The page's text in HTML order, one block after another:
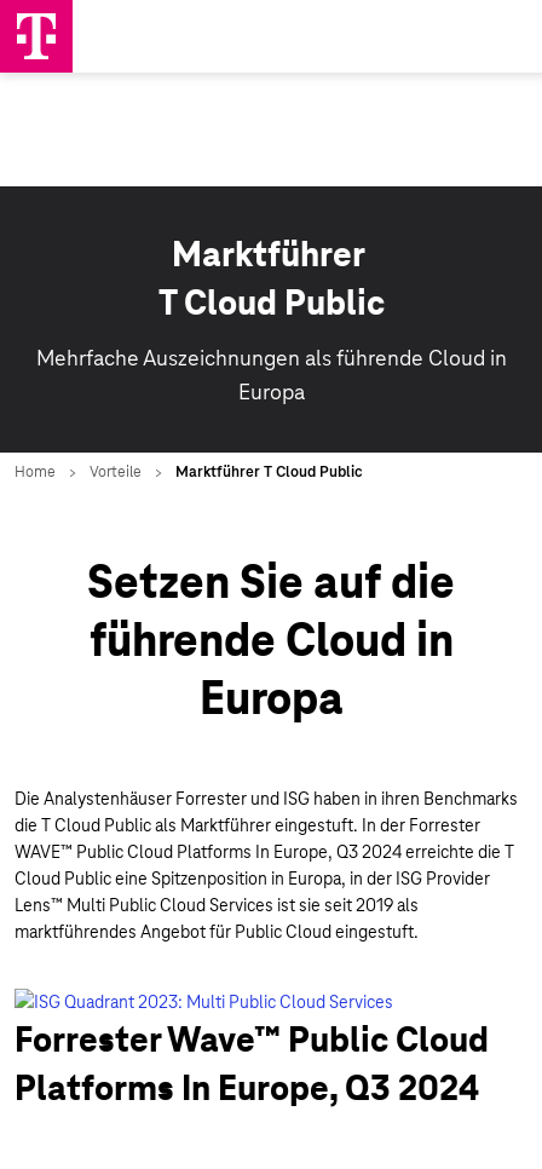
Marktführer
T Cloud Public
Mehrfache Auszeichnungen als führende Cloud in
Europa
Setzen Sie auf die
führende Cloud in
Europa
Die Analystenhäuser Forrester und ISG haben in ihren Benchmarks
die T Cloud Public als Marktführer eingestuft. In der Forrester
WAVE™ Public Cloud Platforms In Europe, Q3 2024 erreichte die T
Cloud Public eine Spitzenposition in Europa, in der ISG Provider
Lens™ Multi Public Cloud Services ist sie seit 2019 als
marktführendes Angebot für Public Cloud eingestuft.
Forrester Wave™ Public Cloud
Platforms In Europe, Q3 2024